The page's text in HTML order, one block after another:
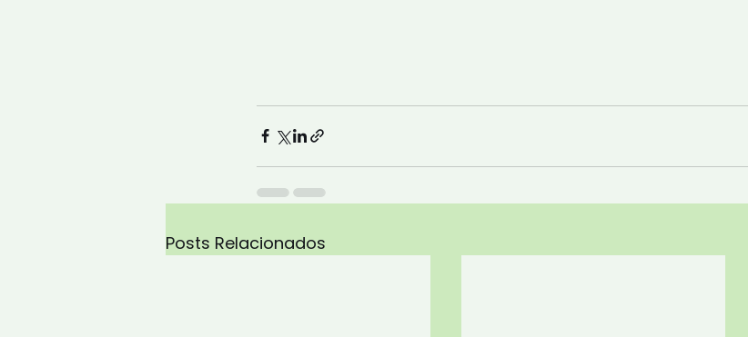
Posts Relacionados